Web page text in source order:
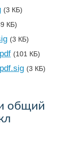
(3 КБ)
КБ)
(3 КБ)
(101 КБ)
(3 КБ)
общий